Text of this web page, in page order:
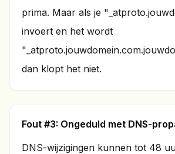
prima. Maar als je
invoert en het wordt
dan klopt het niet.
Fout #3: Ongeduld met DNS-
DNS-wijzigingen kunnen tot 48